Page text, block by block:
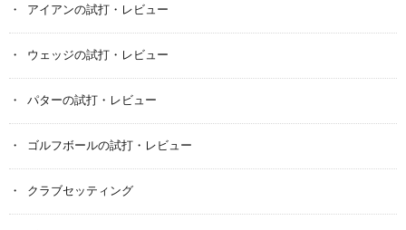
アイアンの試打・レビュー
ウェッジの試打・レビュー
パターの試打・レビュー
ゴルフボールの試打・レビュー
クラブセッティング